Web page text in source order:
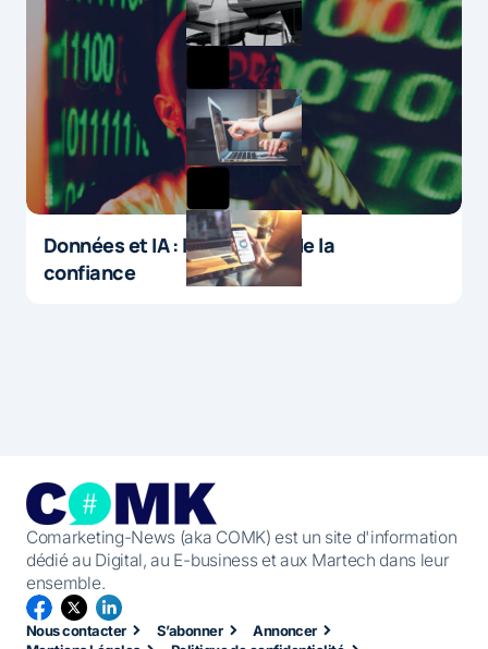
Données et IA : le paradoxe de la
confiance
Comarketing-News (aka COMK) est un site d'information
dédié au Digital, au E-business et aux Martech dans leur
ensemble.
Nous contacter S’abonner
Annoncer